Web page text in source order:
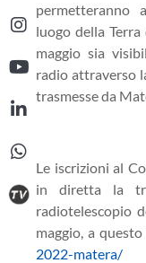
permetteranno
luogo della
maggio sia
radio attraverso
trasmesse da
Le iscrizioni al
in diretta la
radiotelescopio
maggio, a
2022-matera/